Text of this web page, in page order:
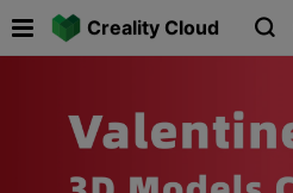
Creality Cloud 